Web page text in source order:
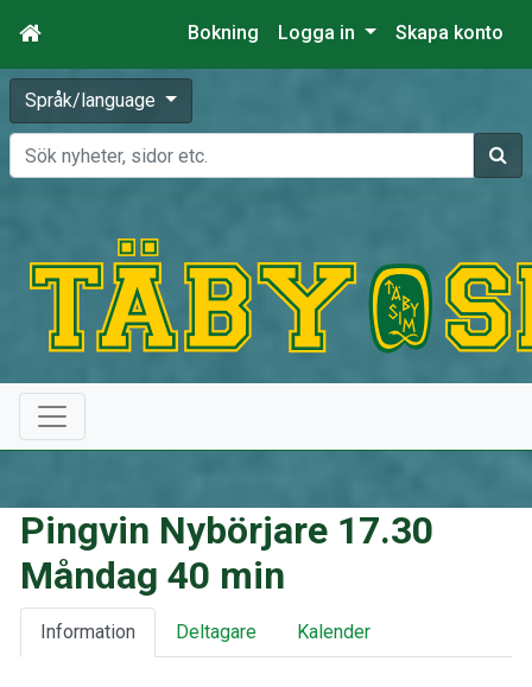
Bokning Logga in Skapa konto
Språk/language
Sök
Pingvin Nybörjare 17.30
Måndag 40 min
Information Deltagare Kalender